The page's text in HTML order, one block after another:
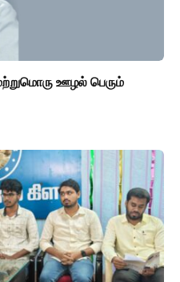
ஊழல் பெரும்